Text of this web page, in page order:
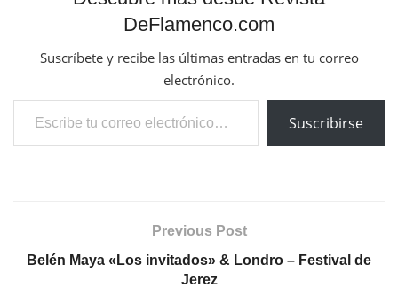
DeFlamenco.com
Suscríbete y recibe las últimas entradas en tu correo
electrónico.
Escribe tu correo electrónico…
Suscribirse
Previous Post
Belén Maya «Los invitados» & Londro – Festival de
Jerez